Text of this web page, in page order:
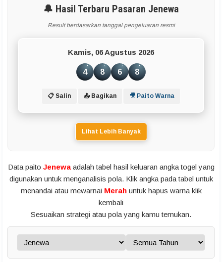
🔔 Hasil Terbaru Pasaran Jenewa
Result berdasarkan tanggal pengeluaran resmi
Kamis, 06 Agustus 2026
4 8 6 8
📋 Salin 📤 Bagikan 🎥 Paito Warna
Lihat Lebih Banyak
Data paito Jenewaadalah tabel hasil keluaran angka togel yang
digunakan untuk menganalisis pola. Klik angka pada tabel untuk
menandai atau mewarnai Merahuntuk hapus warna klik
kembali
Sesuaikan strategi atau pola yang kamu temukan.